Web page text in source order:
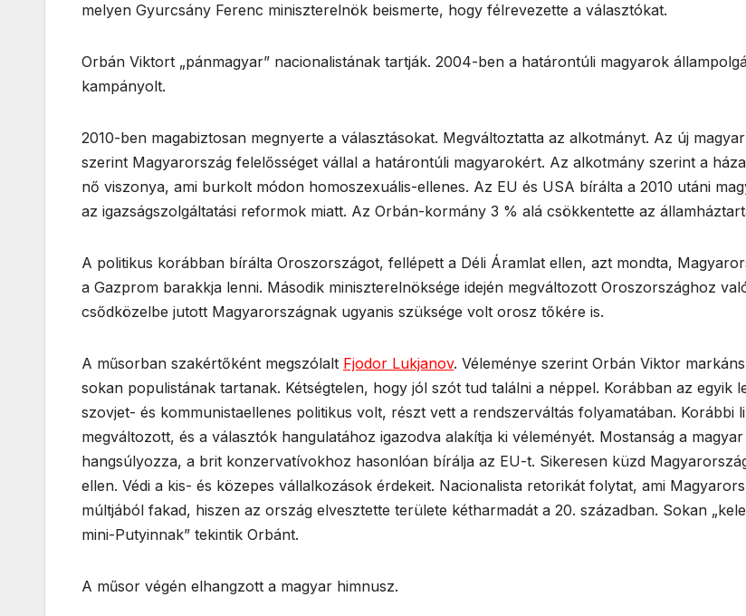
melyen Gyurcsány Ferenc miniszterelnök beismerte, hogy félrevezette a választókat.
Orbán Viktort „pánmagyar” nacionalistának tartják. 2004-ben a határontúli magyarok
kampányolt.
2010-ben magabiztosan megnyerte a választásokat. Megváltoztatta az alkotmányt. Az új
szerint Magyarország felelősséget vállal a határontúli magyarokért. Az alkotmány szerint a
nő viszonya, ami burkolt módon homoszexuális-ellenes. Az EU és USA bírálta a 2010 utáni
az igazságszolgáltatási reformok miatt. Az Orbán-kormány 3 % alá csökkentette az
A politikus korábban bírálta Oroszországot, fellépett a Déli Áramlat ellen, azt mondta,
a Gazprom barakkja lenni. Második miniszterelnöksége idején megváltozott Oroszországhoz
csődközelbe jutott Magyarországnak ugyanis szüksége volt orosz tőkére is.
A műsorban szakértőként megszólalt Fjodor Lukjanov. Véleménye szerint Orbán Viktor
sokan populistának tartanak. Kétségtelen, hogy jól szót tud találni a néppel. Korábban az egyik
szovjet- és kommunistaellenes politikus volt, részt vett a rendszerváltás folyamatában. Korábbi
megváltozott, és a választók hangulatához igazodva alakítja ki véleményét. Mostanság a
hangsúlyozza, a brit konzervatívokhoz hasonlóan bírálja az EU-t. Sikeresen küzd
ellen. Védi a kis- és közepes vállalkozások érdekeit. Nacionalista retorikát folytat, ami
múltjából fakad, hiszen az ország elvesztette területe kétharmadát a 20. században. Sokan
mini-Putyinnak” tekintik Orbánt.
A műsor végén elhangzott a magyar himnusz.